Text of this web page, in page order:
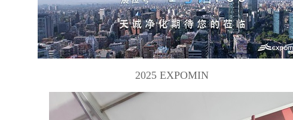
2025 EXPOMIN